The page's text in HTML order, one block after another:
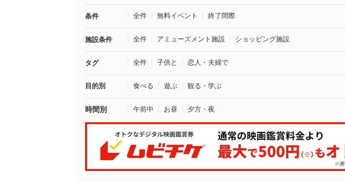
条件 全件 無料イベント 終了間際
施設条件 全件 アミューズメント施設 ショッピング施設
タグ 全件 子供と 恋人・夫婦で
目的別 食べる 遊ぶ 観る・学ぶ
時間別 午前中 お昼 夕方・夜